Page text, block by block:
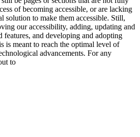
of becoming accessible, or are lacking
solution to make them accessible. Still,
our accessibility, adding, updating and
features, and developing and adopting
is meant to reach the optimal level of
advancements. For any
to